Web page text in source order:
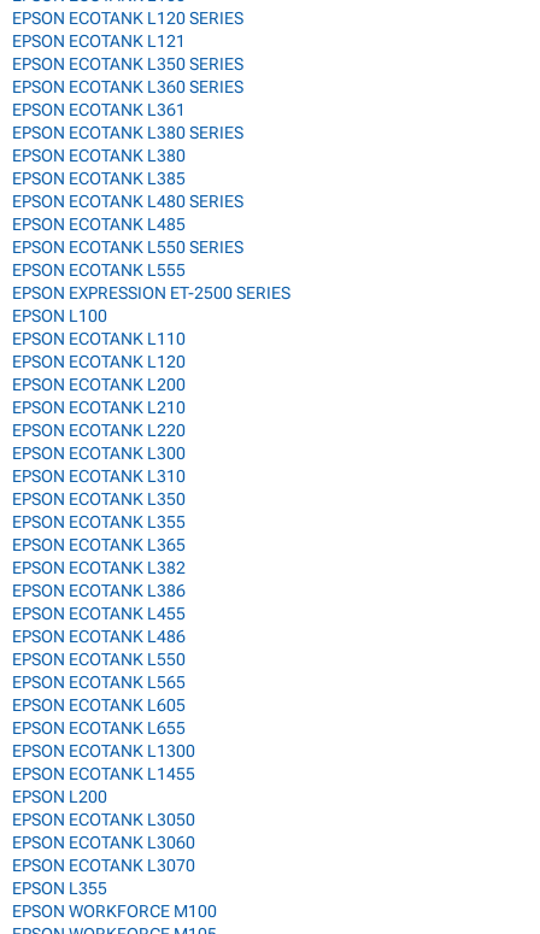
EPSON ECOTANK L120 SERIES
EPSON ECOTANK L121
EPSON ECOTANK L350 SERIES
EPSON ECOTANK L360 SERIES
EPSON ECOTANK L361
EPSON ECOTANK L380 SERIES
EPSON ECOTANK L380
EPSON ECOTANK L385
EPSON ECOTANK L480 SERIES
EPSON ECOTANK L485
EPSON ECOTANK L550 SERIES
EPSON ECOTANK L555
EPSON EXPRESSION ET-2500 SERIES
EPSON L100
EPSON ECOTANK L110
EPSON ECOTANK L120
EPSON ECOTANK L200
EPSON ECOTANK L210
EPSON ECOTANK L220
EPSON ECOTANK L300
EPSON ECOTANK L310
EPSON ECOTANK L350
EPSON ECOTANK L355
EPSON ECOTANK L365
EPSON ECOTANK L382
EPSON ECOTANK L386
EPSON ECOTANK L455
EPSON ECOTANK L486
EPSON ECOTANK L550
EPSON ECOTANK L565
EPSON ECOTANK L605
EPSON ECOTANK L655
EPSON ECOTANK L1300
EPSON ECOTANK L1455
EPSON L200
EPSON ECOTANK L3050
EPSON ECOTANK L3060
EPSON ECOTANK L3070
EPSON L355
EPSON WORKFORCE M100